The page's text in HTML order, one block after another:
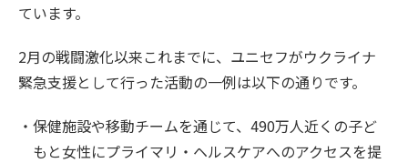
ています。
2月の戦闘激化以来これまでに、ユニセフがウクライナ
緊急支援として行った活動の一例は以下の通りです。
保健施設や移動チームを通じて、490万人近くの子ど
もと女性にプライマリ・ヘルスケアへのアクセスを提